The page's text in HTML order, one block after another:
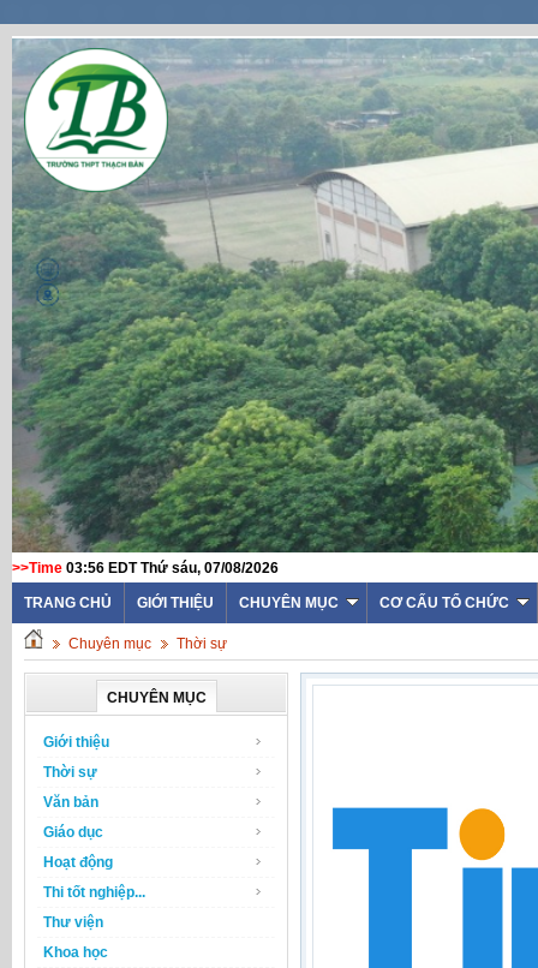
>>Time 03:56 EDT Thứ sáu, 07/08/2026
TRANG CHỦ GIỚI THIỆU CHUYÊN MỤC CƠ CẤU TỔ CHỨC
Chuyên mục Thời sự
CHUYÊN MỤC
Giới thiệu
Thời sự
Văn bản
Giáo dục
Hoạt động
Thi tốt nghiệp...
Thư viện
Khoa học